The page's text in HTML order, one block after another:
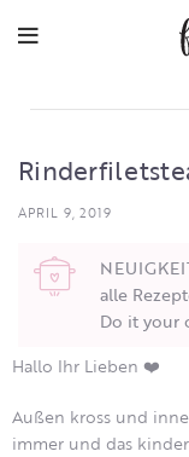
APRIL 9, 2019
alle
Do it your
Hallo Ihr Lieben ❤️
Außen kross und
immer und das